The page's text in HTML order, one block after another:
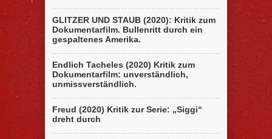
GLITZER UND STAUB (2020): Kritik zum
Dokumentarfilm. Bullenritt durch ein
gespaltenes Amerika.
Endlich Tacheles (2020) Kritik zum
Dokumentarfilm: unverständlich,
unmissverständlich.
Freud (2020) Kritik zur Serie: „Siggi“
dreht durch